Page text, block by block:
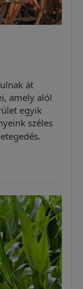
át
amely alól
egyik
széles